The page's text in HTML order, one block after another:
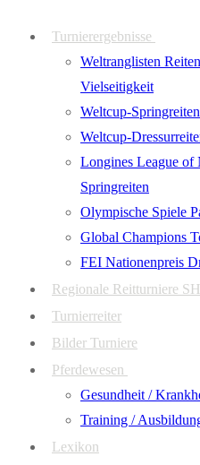
Turnierergebnisse
Weltranglisten
Vielseitigkeit
Weltcup-Springreiten
Weltcup-
Longines League of
Springreiten
Olympische Spiele
Global Champions
FEI Nationenpreis
Regionale Reitturniere
Turnierreiter
Bilder Turniere
Pferdewesen
Gesundheit /
Training /
Lexikon